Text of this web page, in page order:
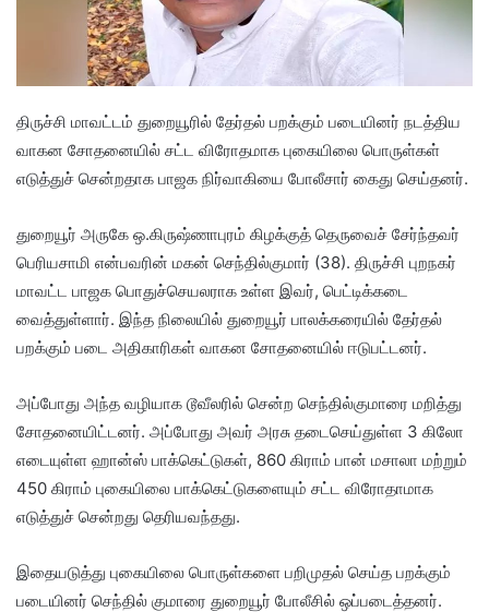
திருச்சி மாவட்டம் துறையூரில் தேர்தல் பறக்கும் படையினர் நடத்திய
வாகன சோதனையில் சட்ட விரோதமாக புகையிலை பொருள்கள்
எடுத்துச் சென்றதாக பாஜக நிர்வாகியை போலீசார் கைது செய்தனர்.
துறையூர் அருகே ஒ.கிருஷ்ணாபுரம் கிழக்குத் தெருவைச் சேர்ந்தவர்
பெரியசாமி என்பவரின் மகன் செந்தில்குமார் (38). திருச்சி புறநகர்
மாவட்ட பாஜக பொதுச்செயலராக உள்ள இவர், பெட்டிக்கடை
வைத்துள்ளார். இந்த நிலையில் துறையூர் பாலக்கரையில் தேர்தல்
பறக்கும் படை அதிகாரிகள் வாகன சோதனையில் ஈடுபட்டனர்.
அப்போது அந்த வழியாக டூவீலரில் சென்ற செந்தில்குமாரை மறித்து
சோதனையிட்டனர். அப்போது அவர் அரசு தடைசெய்துள்ள 3 கிலோ
எடையுள்ள ஹான்ஸ் பாக்கெட்டுகள், 860 கிராம் பான் மசாலா மற்றும்
450 கிராம் புகையிலை பாக்கெட்டுகளையும் சட்ட விரோதாமாக
எடுத்துச் சென்றது தெரியவந்தது.
இதையடுத்து புகையிலை பொருள்களை பறிமுதல் செய்த பறக்கும்
படையினர் செந்தில் குமாரை துறையூர் போலீசில் ஒப்படைத்தனர்.